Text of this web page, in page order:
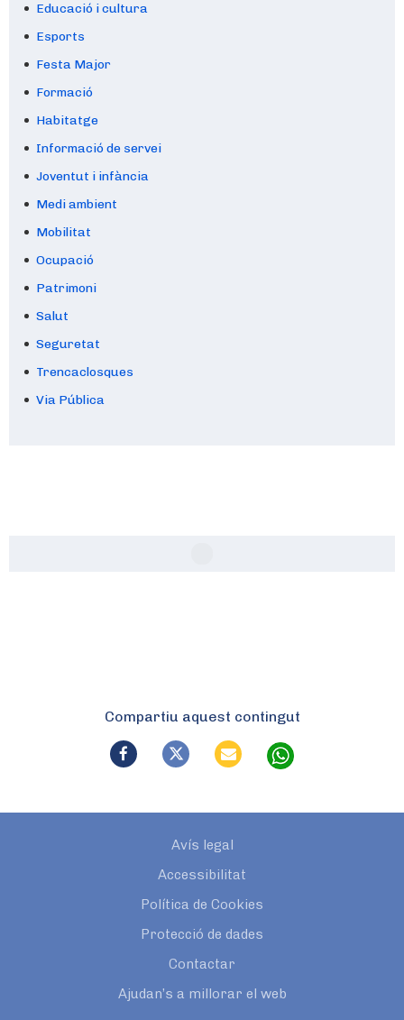
Educació i cultura
Esports
Festa Major
Formació
Habitatge
Informació de servei
Joventut i infància
Medi ambient
Mobilitat
Ocupació
Patrimoni
Salut
Seguretat
Trencaclosques
Via Pública
Compartiu aquest contingut
Avís legal
Accessibilitat
Política de Cookies
Protecció de dades
Contactar
Ajudan’s a millorar el web